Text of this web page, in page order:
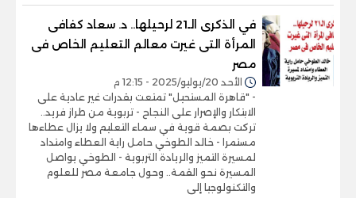
في الذكرى الـ21 لرحيلها.. د. سعاد كفافى
المرأة التى غيرت معالم التعليم الخاص فى
مصر
الأحد 20/يوليو/2025 - 12:15 م
- "قاهرة المستحيل" تمتعت بقدرات غير عادية على
الابتكار والإصرار على النجاح - تربوية من طراز فريد..
تركت بصمة قوية في سماء التعليم ولا يزال عطاءها
مستمرا - خالد الطوخي حامل راية العطاء وامتداد
لمسيرة التميز والريادة التربوية - الطوخي يواصل
المسيرة نحو القمة.. وحول جامعة مصر للعلوم
والتكنولوجيا إلى